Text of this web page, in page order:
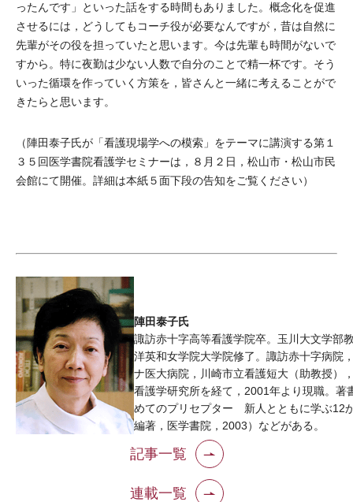
ったんです」といった話をする時間もありました。概念化を促進
させるには，どうしてもコーチ役が必要なんですが，昔は自然に
先輩がその役を担っていたと思います。今は先輩も時間がないで
すから。特に夜勤は少ない人数で自分のことで精一杯です。そう
いった循環を作っていく方策を，皆さんと一緒に考えることがで
きたらと思います。
（陣田泰子氏が「看護現場学への模索」をテーマに講演する第１
３５回医学書院看護学セミナーは，８月２日，松山市・松山市民
会館にて開催。詳細は本紙５面下段の告知をご覧ください）
陣田泰子氏
諏訪赤十字高等看護学院卒。玉川大文学部
洋英和女学院大学院修了。諏訪赤十字病院
ナ医大病院，川崎市立看護短大（助教授）
看護学研究所を経て，2001年より現職。著
めてのプリセプター 新人とともに学ぶ12
編著，医学書院，2003）などがある。
記事一覧
連載一覧